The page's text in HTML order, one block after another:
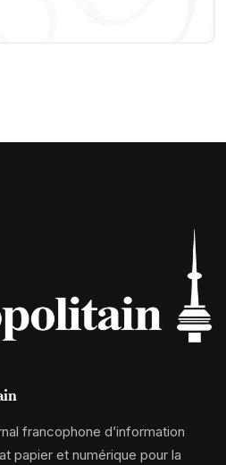
francophone d’information
papier et numérique pour la